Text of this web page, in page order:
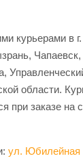
курьерами в
области.
при заказе на
ул. Юбилейная